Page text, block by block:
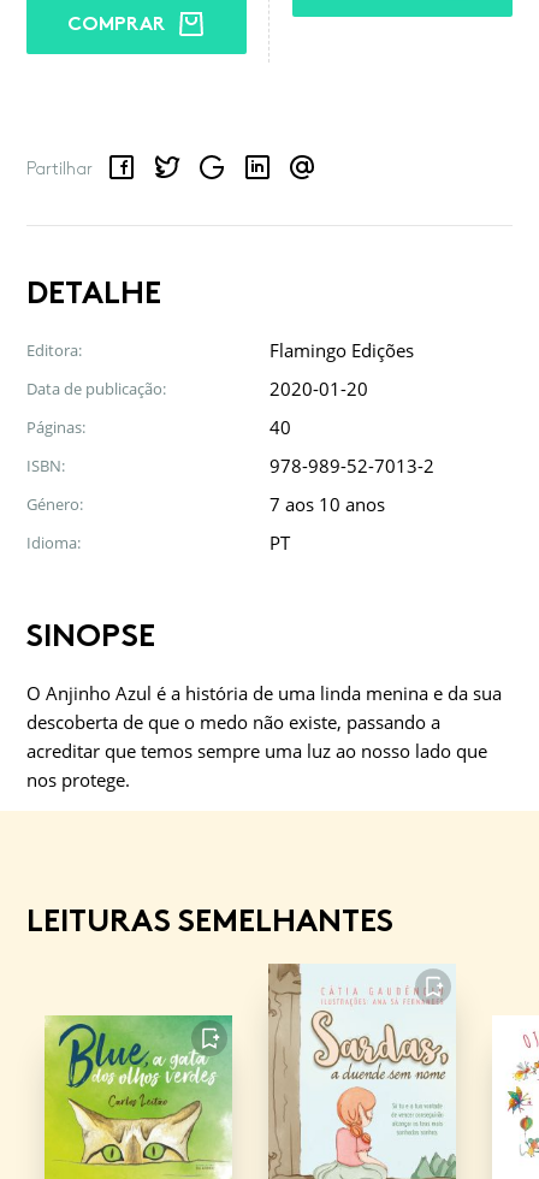
COMPRAR
Partilhar
FacebookTwitterGoogle LinkedInEmail
DETALHE
Editora: Flamingo Edições
Data de publicação: 2020-01-20
Páginas: 40
ISBN: 978-989-52-7013-2
Género: 7 aos 10 anos
Idioma: PT
SINOPSE
O Anjinho Azul é a história de uma linda menina e da sua
descoberta de que o medo não existe, passando a
acreditar que temos sempre uma luz ao nosso lado que
nos protege.
LEITURAS SEMELHANTES
FAVORITO
FAVORITO